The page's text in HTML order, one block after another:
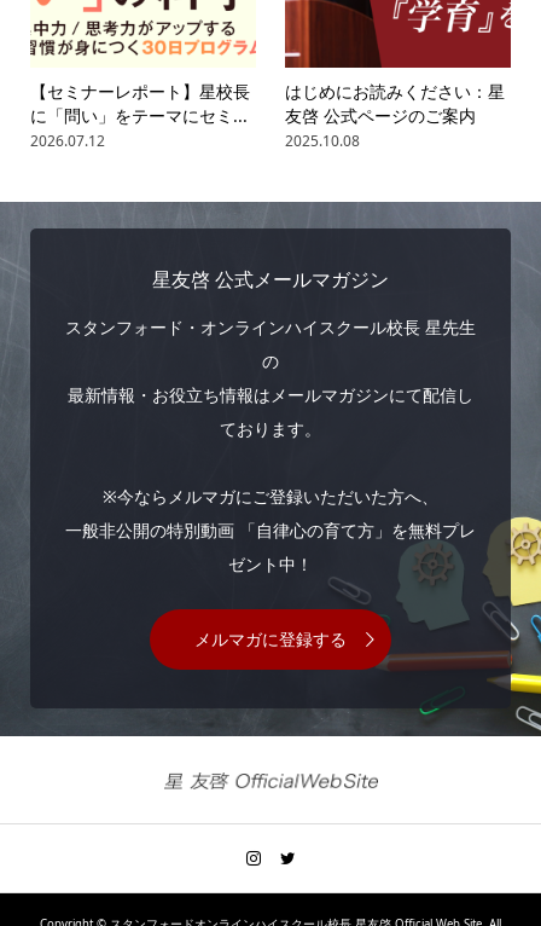
【セミナーレポート】星校長
に「問い」をテーマにセミ...
2026.07.12
はじめにお読みください：星
友啓 公式ページのご案内
2025.10.08
星友啓 公式メールマガジン
スタンフォード・オンラインハイスクール校長 星先生
の
最新情報・お役立ち情報はメールマガジンにて配信し
ております。
※今ならメルマガにご登録いただいた方へ、
一般非公開の特別動画 「自律心の育て方」を無料プレ
ゼント中！
メルマガに登録する